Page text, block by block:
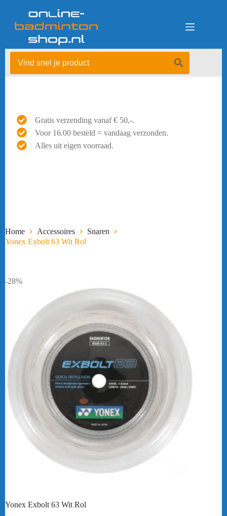
Gratis verzending vanaf € 50,-.
Voor 16.00 besteld = vandaag verzonden.
Alles uit eigen voorraad.
Home Accessoires
Snaren
Yonex Exbolt 63 Wit Rol
-28%
Yonex Exbolt 63 Wit Rol